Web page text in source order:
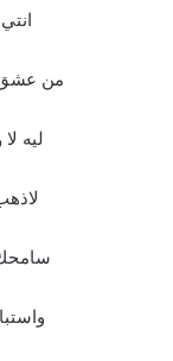
من عشق
ليه
سامحك